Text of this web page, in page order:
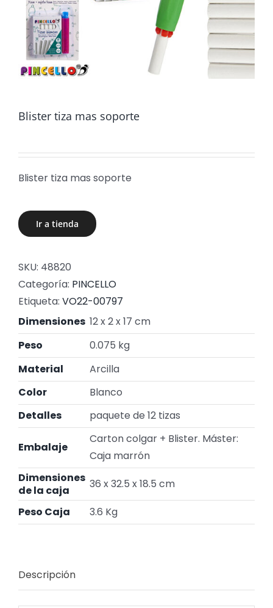
Blister tiza mas soporte
Blister tiza mas soporte
Ir a tienda
SKU: 48820
Categoría: PINCELLO
Etiqueta: VO22-00797
Dimensiones 12 x 2 x 17 cm
Peso
0.075 kg
Material
Arcilla
Color
Blanco
Detalles
paquete de 12 tizas
Embalaje
Carton colgar + Blister. Máster:
Caja marrón
Dimensiones
de la caja
36 x 32.5 x 18.5 cm
Peso Caja
3.6 Kg
Descripción